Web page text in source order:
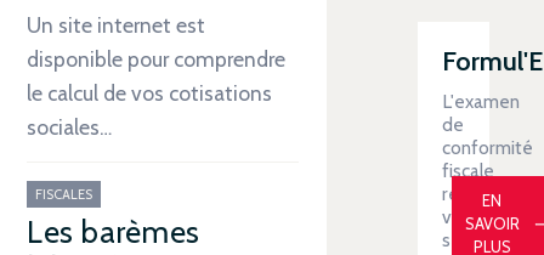
Un site internet est
disponible pour comprendre
le calcul de vos cotisations
sociales…
FISCALES
Les barèmes
L'examen
de
conformité
fiscale
renforce
votre
sécurité
EN
SAVOIR
PLUS